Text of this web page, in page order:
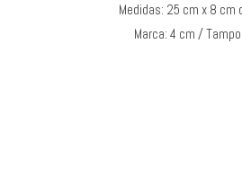
Medidas: 25 cm x 8 cm
Marca: 4 cm /